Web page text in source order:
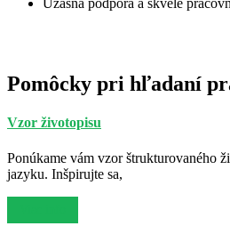
Úžasná podpora a skvelé
Pomôcky pri hľadaní
Vzor životopisu
Ponúkame vám vzor štrukturovaného
jazyku. Inšpirujte sa,